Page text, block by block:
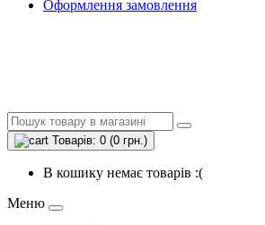
Оформлення замовлення
Товарів: 0 (0 грн.)
В кошику немає товарів :(
Меню